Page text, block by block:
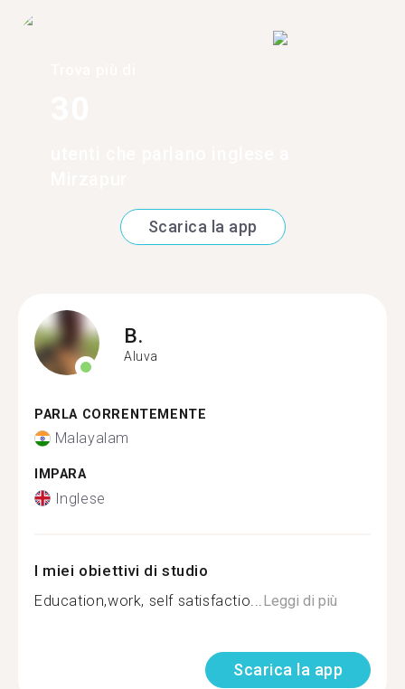
Scarica la app
B.
Aluva
PARLA CORRENTEMENTE
Malayalam
IMPARA
Inglese
I miei obiettivi di studio
Education,work, self satisfactio... Leggi di più
Scarica la app